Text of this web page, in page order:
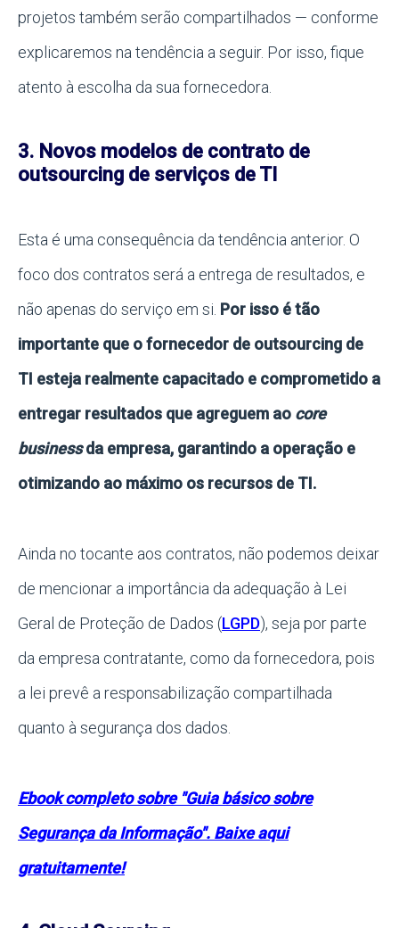
projetos também serão compartilhados — conforme
explicaremos na tendência a seguir. Por isso, fique
atento à escolha da sua fornecedora.
3. Novos modelos de contrato de
outsourcing de serviços de TI
Esta é uma consequência da tendência anterior. O
foco dos contratos será a entrega de resultados, e
não apenas do serviço em si. Por isso é tão
importante que o fornecedor de outsourcing de
TI esteja realmente capacitado e comprometido a
entregar resultados que agreguem ao core
businessda empresa, garantindo a operação e
otimizando ao máximo os recursos de TI.
Ainda no tocante aos contratos, não podemos deixar
de mencionar a importância da adequação à Lei
Geral de Proteção de Dados (LGPD), seja por parte
da empresa contratante, como da fornecedora, pois
a lei prevê a responsabilização compartilhada
quanto à segurança dos dados.
Ebook completo sobre "Guia básico sobre
Segurança da Informação". Baixe aqui
gratuitamente!